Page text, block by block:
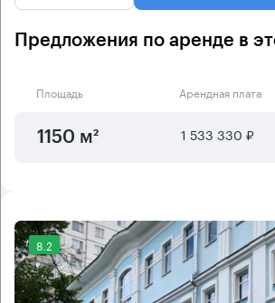
Предложения по аренде в
Площадь Арендная плата
1150 м² 1 533 330 ₽
8.2